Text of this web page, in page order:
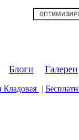
Блоги Галереи
Кладовая